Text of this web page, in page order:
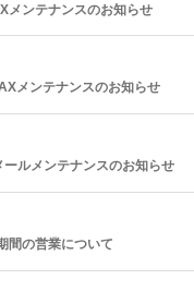
メンテナンスのお知らせ
メンテナンスのお知らせ
ルメンテナンスのお知らせ
間の営業について